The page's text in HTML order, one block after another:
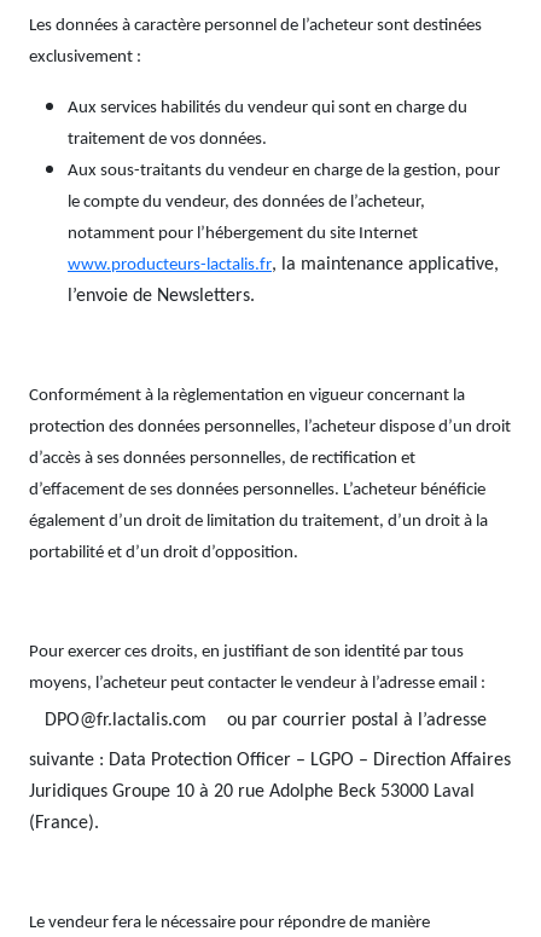
Les données à caractère personnel de l’acheteur sont destinées
exclusivement :
Aux services habilités du vendeur qui sont en charge du
traitement de vos données.
Aux sous-traitants du vendeur en charge de la gestion, pour
le compte du vendeur, des données de l’acheteur,
notamment pour l’hébergement du site Internet
www.producteurs-lactalis.fr, la maintenance applicative,
l’envoie de Newsletters.
Conformément à la règlementation en vigueur concernant la
protection des données personnelles, l’acheteur dispose d’un droit
d’accès à ses données personnelles, de rectification et
d’effacement de ses données personnelles. L’acheteur bénéficie
également d’un droit de limitation du traitement, d’un droit à la
portabilité et d’un droit d’opposition.
Pour exercer ces droits, en justifiant de son identité par tous
moyens, l’acheteur peut contacter le vendeur à l’adresse email :
DPO@fr.lactalis.com ou par courrier postal à l’adresse
suivante : Data Protection Officer – LGPO – Direction Affaires
Juridiques Groupe 10 à 20 rue Adolphe Beck 53000 Laval
(France).
Le vendeur fera le nécessaire pour répondre de manière